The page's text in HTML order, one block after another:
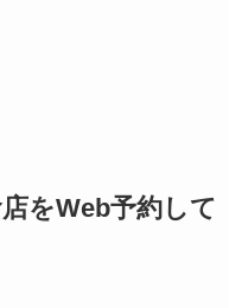
をWeb予約して